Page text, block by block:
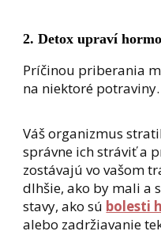
2. Detox upraví
Príčinou priberania
na niektoré potraviny.
Váš organizmus
správne ich stráviť a
zostávajú vo vašom
dlhšie, ako by mali a
stavy, ako sú bolesti
alebo zadržiavanie